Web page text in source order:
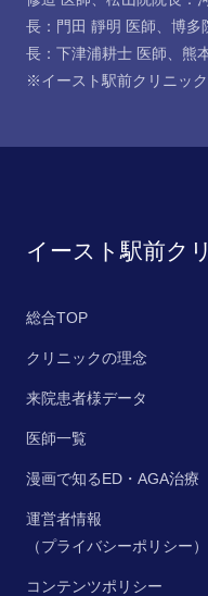
長：門田 靜明 医師、 博多
長：下津浦耕士 医師、 熊
※イースト駅前クリニッ
イースト駅前ク
総合TOP
クリニックの理念
来院患者様データ
医師一覧
漫画で知るED・AGA治療
運営者情報
（プライバシーポリシー）
コンテンツポリシー